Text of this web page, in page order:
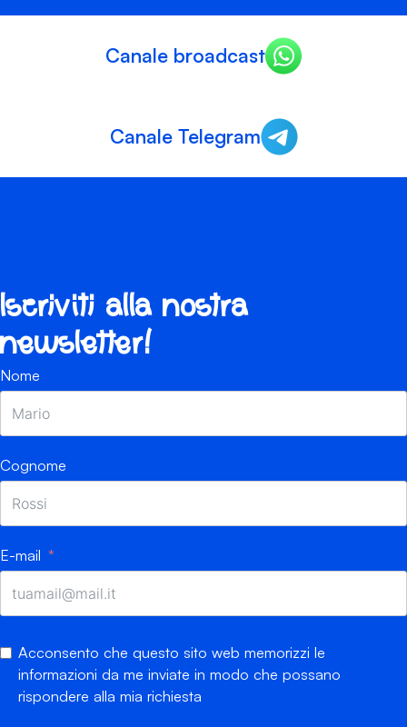
Canale broadcast
Canale Telegram
Iscriviti alla nostra
newsletter!
Nome
Cognome
E-mail
Acconsento che questo sito web memorizzi le
informazioni da me inviate in modo che possano
rispondere alla mia richiesta